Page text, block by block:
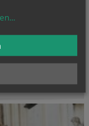
Plektrudis
...